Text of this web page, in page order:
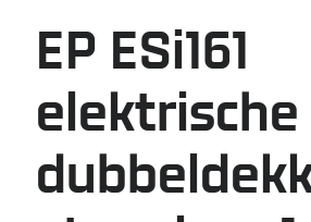
EP ESi161
elektrische